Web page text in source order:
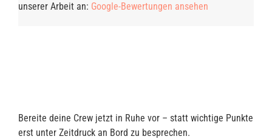
unserer Arbeit an: Google-Bewertungen ansehen
Bereite deine Crew jetzt in Ruhe vor – statt wichtige Punkte
erst unter Zeitdruck an Bord zu besprechen.